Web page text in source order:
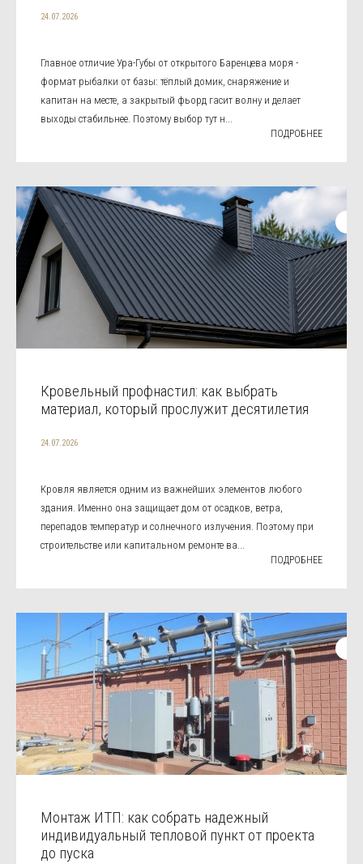
24.07.2026
Главное отличие Ура-Губы от открытого Баренцева моря -
формат рыбалки от базы: тёплый домик, снаряжение и
капитан на месте, а закрытый фьорд гасит волну и делает
выходы стабильнее. Поэтому выбор тут н...
ПОДРОБНЕЕ
Кровельный профнастил: как выбрать
материал, который прослужит десятилетия
24.07.2026
Кровля является одним из важнейших элементов любого
здания. Именно она защищает дом от осадков, ветра,
перепадов температур и солнечного излучения. Поэтому при
строительстве или капитальном ремонте ва...
ПОДРОБНЕЕ
Монтаж ИТП: как собрать надежный
индивидуальный тепловой пункт от проекта
до пуска